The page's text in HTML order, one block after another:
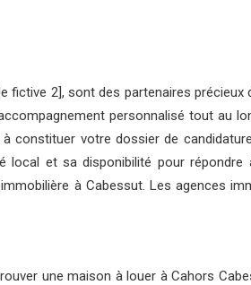
fictive 2], sont des partenaires
personnalisé tout au
constituer votre dossier de
et sa disponibilité pour répondre
à Cabessut. Les agences
une maison à louer à Cahors